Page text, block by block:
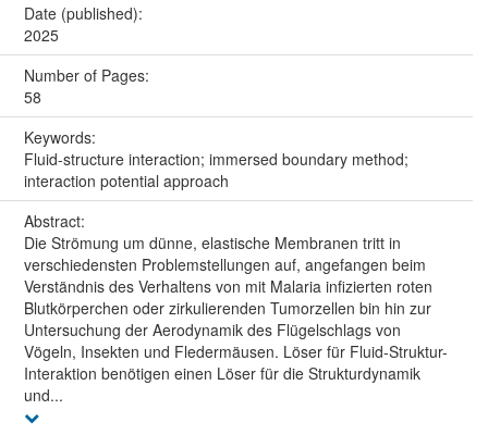
Date (published):
2025
Number of Pages:
58
Keywords:
Fluid-structure interaction; immersed boundary method;
interaction potential approach
Abstract:
Die Strömung um dünne, elastische Membranen tritt in
verschiedensten Problemstellungen auf, angefangen beim
Verständnis des Verhaltens von mit Malaria infizierten roten
Blutkörperchen oder zirkulierenden Tumorzellen bin hin zur
Untersuchung der Aerodynamik des Flügelschlags von
Vögeln, Insekten und Fledermäusen. Löser für Fluid-Struktur-
Interaktion benötigen einen Löser für die Strukturdynamik
und...